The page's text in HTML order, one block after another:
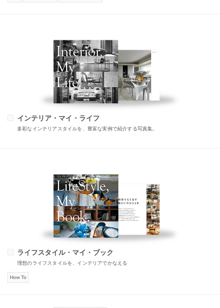
インテリア・マイ・ライフ
多彩なインテリアスタイルを、豊富な実例で紹介する写真集。
ライフスタイル・マイ・ブック
理想のライフスタイルを、インテリアでかなえる
How To